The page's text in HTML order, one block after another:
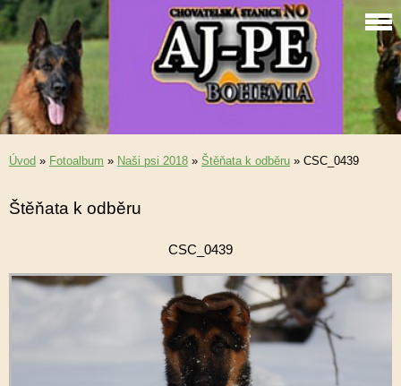
Úvod » Fotoalbum » Naši psi 2018 » Štěňata k odběru » CSC_0439
Štěňata k odběru
CSC_0439